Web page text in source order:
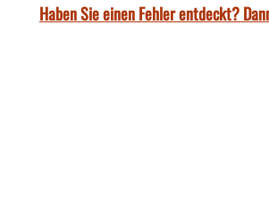
Haben Sie einen Fehler entdeckt?